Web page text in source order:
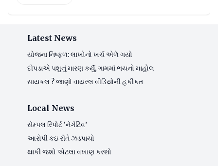
Latest News
યોજના નિષ્ફળ: લાખોનો ખર્ચ એળે ગયો
દીપડાએ પશુનું મારણ કર્યું, ગામમાં ભયનો માહોલ
સાયકલ ? જાણો વાયરલ વીડિયોની હકીકત
Local News
સેમ્પલ રિપોર્ટ ‘નેગેટિવ’
આરોપી કઇ રીતે ઝડપાયો
થાકી જશો એટલા વખાણ કરશો